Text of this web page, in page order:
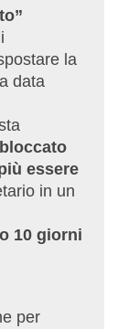
la
data
essere
in un
10 giorni
per